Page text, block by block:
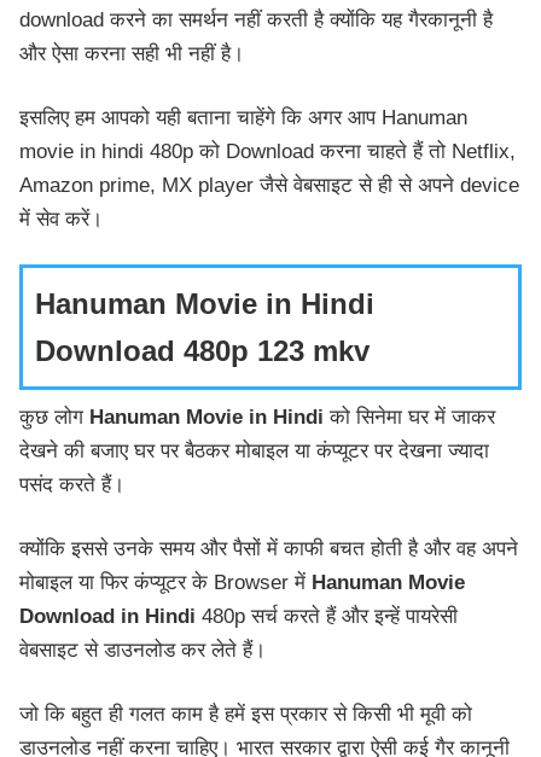
download करने का समर्थन नहीं करती है क्योंकि यह गैरकानूनी है
और ऐसा करना सही भी नहीं है।
इसलिए हम आपको यही बताना चाहेंगे कि अगर आप Hanuman
movie in hindi 480p को Download करना चाहते हैं तो Netflix,
Amazon prime, MX player जैसे वेबसाइट से ही से अपने device
में सेव करें।
Hanuman Movie in Hindi
Download 480p 123 mkv
कुछ लोग Hanuman Movie in Hindi को सिनेमा घर में जाकर
देखने की बजाए घर पर बैठकर मोबाइल या कंप्यूटर पर देखना ज्यादा
पसंद करते हैं।
क्योंकि इससे उनके समय और पैसों में काफी बचत होती है और वह अपने
मोबाइल या फिर कंप्यूटर के Browser में Hanuman Movie
Download in Hindi 480p सर्च करते हैं और इन्हें पायरेसी
वेबसाइट से डाउनलोड कर लेते हैं।
जो कि बहुत ही गलत काम है हमें इस प्रकार से किसी भी मूवी को
डाउनलोड नहीं करना चाहिए। भारत सरकार द्वारा ऐसी कई गैर कानूनी